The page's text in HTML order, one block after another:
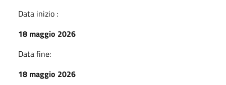
Data inizio :
18 maggio 2026
Data fine:
18 maggio 2026